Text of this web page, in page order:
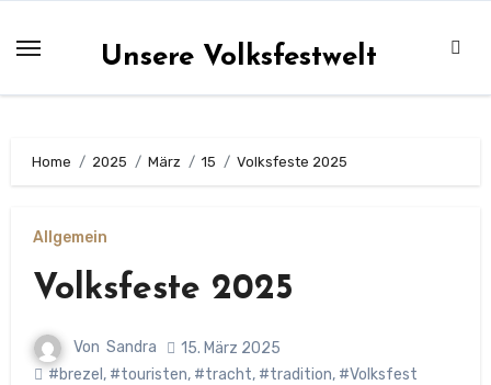
Inhalt
Unsere Volksfestwelt
Home 2025 März 15 Volksfeste 2025
Allgemein
Volksfeste 2025
Von Sandra
15. März 2025
#brezel , #touristen, #tracht, #tradition, #Volksfest